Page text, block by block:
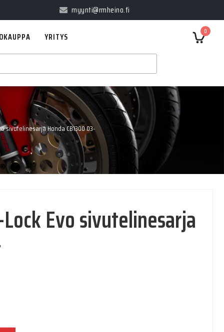
myynti@rmheino.fi
0
YRITYS
sivutelinesarja Honda CB1300 03-
Evo sivutelinesarja